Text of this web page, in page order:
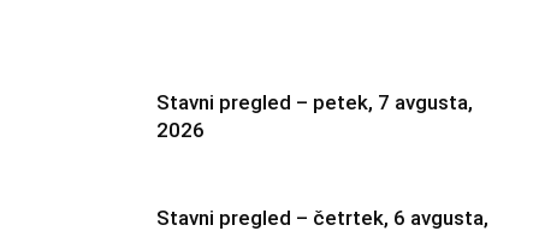
Stavni pregled – petek, 7 avgusta,
2026
Stavni pregled – četrtek, 6 avgusta,